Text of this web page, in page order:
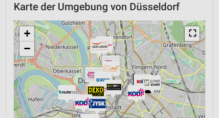
Karte der Umgebung von Düsseldorf
⛶
+
−